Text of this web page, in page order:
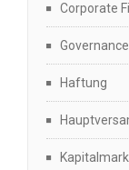
Corporate
Governance
Haftung